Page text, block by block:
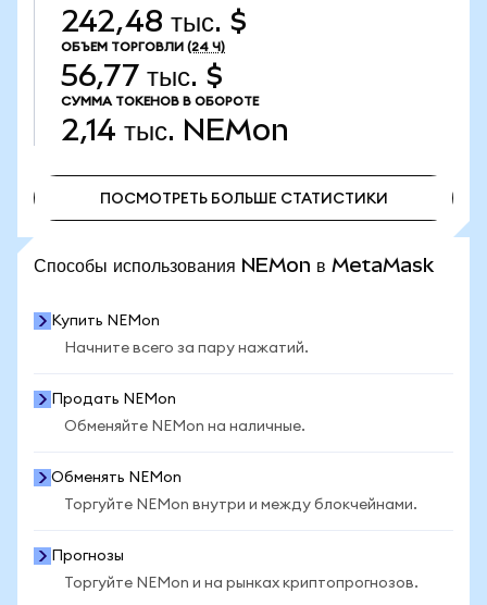
242,48 тыс. $
ОБЪЕМ ТОРГОВЛИ (24 Ч)
56,77 тыс. $
СУММА ТОКЕНОВ В ОБОРОТЕ
2,14 тыс. NEMon
ПОСМОТРЕТЬ БОЛЬШЕ СТАТИСТИКИ
Способы использования NEMon в MetaMask
Купить NEMon
Начните всего за пару нажатий.
Продать NEMon
Обменяйте NEMon на наличные.
Обменять NEMon
Торгуйте NEMon внутри и между блокчейнами.
Прогнозы
Торгуйте NEMon и на рынках криптопрогнозов.